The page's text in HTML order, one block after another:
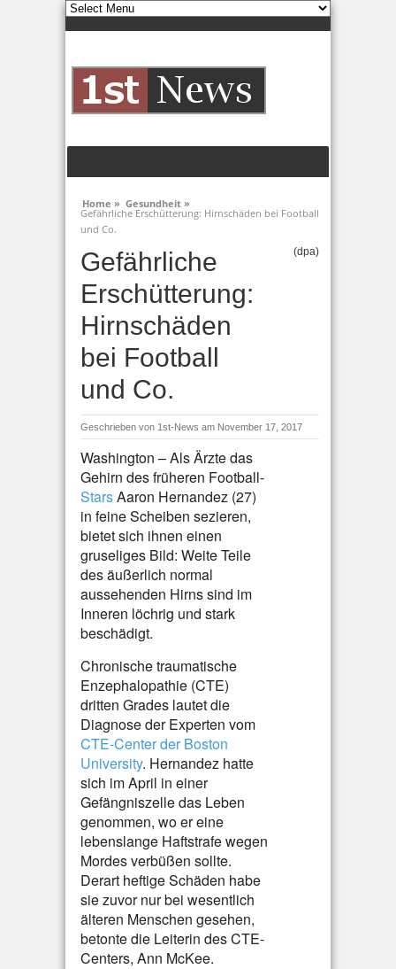
Home » Gesundheit »
Gefährliche Erschütterung: Hirnschäden bei Football
und Co.
Gefährliche
Erschütterung:
Hirnschäden
bei Football
und Co.
(dpa)
Geschrieben von 1st-News am November 17, 2017
Washington – Als Ärzte das
Gehirn des früheren Football-
StarsAaron Hernandez (27)
in feine Scheiben sezieren,
bietet sich ihnen einen
gruseliges Bild: Weite Teile
des äußerlich normal
aussehenden Hirns sind im
Inneren löchrig und stark
beschädigt.
Chronische traumatische
Enzephalopathie (CTE)
dritten Grades lautet die
Diagnose der Experten vom
CTE-Center der Boston
University. Hernandez hatte
sich im April in einer
Gefängniszelle das Leben
genommen, wo er eine
lebenslange Haftstrafe wegen
Mordes verbüßen sollte.
Derart heftige Schäden habe
sie zuvor nur bei wesentlich
älteren Menschen gesehen,
betonte die Leiterin des CTE-
Centers, Ann McKee.